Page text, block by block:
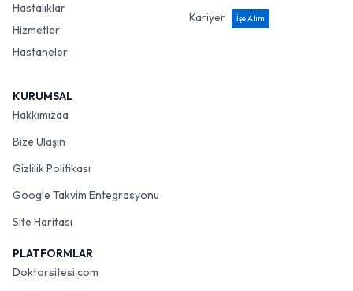
Hastalıklar
Hizmetler
Hastaneler
Kariyer
İşe Alım
KURUMSAL
Hakkımızda
Bize Ulaşın
Gizlilik Politikası
Google Takvim Entegrasyonu
Site Haritası
PLATFORMLAR
Doktorsitesi.com